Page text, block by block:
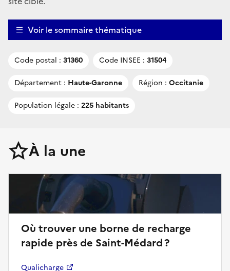
Voir le sommaire thématique
Code postal : 31360 Code INSEE : 31504
Département : Haute-Garonne Région : Occitanie
Population légale : 225 habitants
À la une
Où trouver une borne de recharge
rapide près de Saint-Médard ?
Qualicharge